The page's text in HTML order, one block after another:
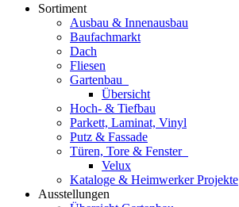
Sortiment
Ausbau & Innenausbau
Baufachmarkt
Dach
Fliesen
Gartenbau
Übersicht
Hoch- & Tiefbau
Parkett, Laminat, Vinyl
Putz & Fassade
Türen, Tore & Fenster
Velux
Kataloge & Heimwerker Projekte
Ausstellungen